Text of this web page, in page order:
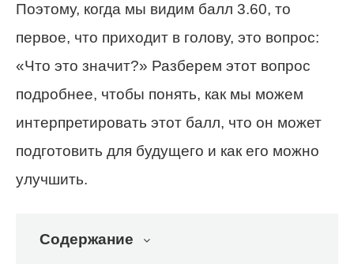
Поэтому, когда мы видим балл 3.60, то
первое, что приходит в голову, это вопрос:
«Что это значит?» Разберем этот вопрос
подробнее, чтобы понять, как мы можем
интерпретировать этот балл, что он может
подготовить для будущего и как его можно
улучшить.
Содержание